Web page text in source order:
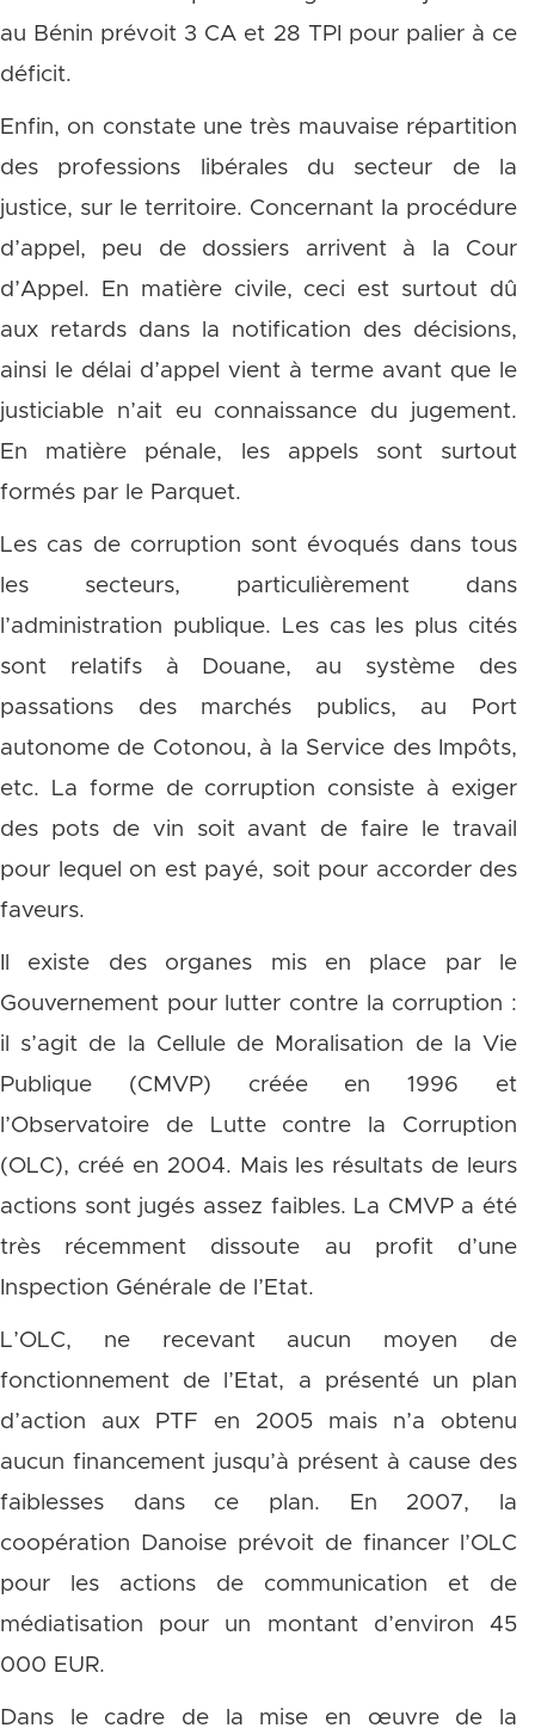
au Bénin prévoit 3 CA et 28 TPI pour palier à ce
déficit.
Enfin, on constate une très mauvaise répartition
des professions libérales du secteur de la
justice, sur le territoire. Concernant la procédure
d’appel, peu de dossiers arrivent à la Cour
d’Appel. En matière civile, ceci est surtout dû
aux retards dans la notification des décisions,
ainsi le délai d’appel vient à terme avant que le
justiciable n’ait eu connaissance du jugement.
En matière pénale, les appels sont surtout
formés par le Parquet.
Les cas de corruption sont évoqués dans tous
les secteurs, particulièrement dans
l’administration publique. Les cas les plus cités
sont relatifs à Douane, au système des
passations des marchés publics, au Port
autonome de Cotonou, à la Service des Impôts,
etc. La forme de corruption consiste à exiger
des pots de vin soit avant de faire le travail
pour lequel on est payé, soit pour accorder des
faveurs.
Il existe des organes mis en place par le
Gouvernement pour lutter contre la corruption :
il s’agit de la Cellule de Moralisation de la Vie
Publique (CMVP) créée en 1996 et
l’Observatoire de Lutte contre la Corruption
(OLC), créé en 2004. Mais les résultats de leurs
actions sont jugés assez faibles. La CMVP a été
très récemment dissoute au profit d’une
Inspection Générale de l’Etat.
L’OLC, ne recevant aucun moyen de
fonctionnement de l’Etat, a présenté un plan
d’action aux PTF en 2005 mais n’a obtenu
aucun financement jusqu’à présent à cause des
faiblesses dans ce plan. En 2007, la
coopération Danoise prévoit de financer l’OLC
pour les actions de communication et de
médiatisation pour un montant d’environ 45
000 EUR.
Dans le cadre de la mise en œuvre de la